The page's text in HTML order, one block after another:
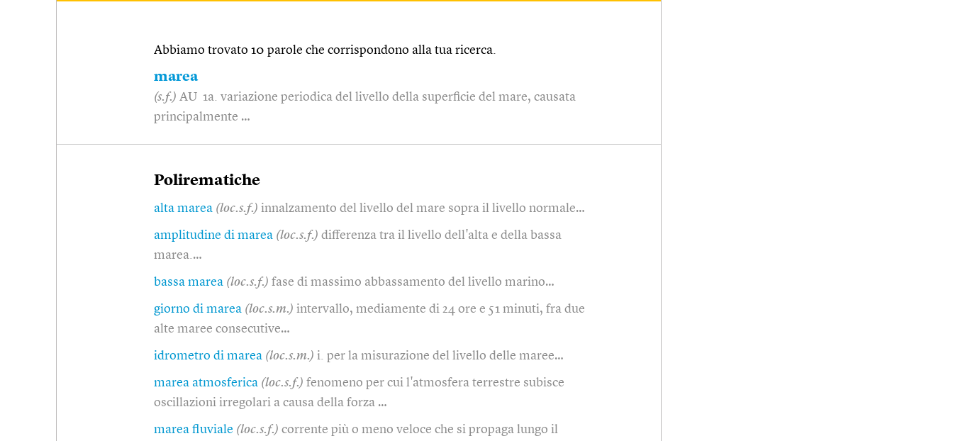
Abbiamo trovato 10 parole che corrispondono alla tua ricerca.
marea
(s.f.) AU 1a. variazione periodica del livello della superficie del mare, causata
principalmente …
Polirematiche
alta marea (loc.s.f.) innalzamento del livello del mare sopra il livello normale…
amplitudine di marea (loc.s.f.) differenza tra il livello dell'alta e della bassa
marea.…
bassa marea (loc.s.f.) fase di massimo abbassamento del livello marino…
giorno di marea (loc.s.m.) intervallo, mediamente di 24 ore e 51 minuti, fra due
alte maree consecutive…
idrometro di marea (loc.s.m.) i. per la misurazione del livello delle maree…
marea atmosferica (loc.s.f.) fenomeno per cui l'atmosfera terrestre subisce
oscillazioni irregolari a causa della forza …
marea fluviale (loc.s.f.) corrente più o meno veloce che si propaga lungo il